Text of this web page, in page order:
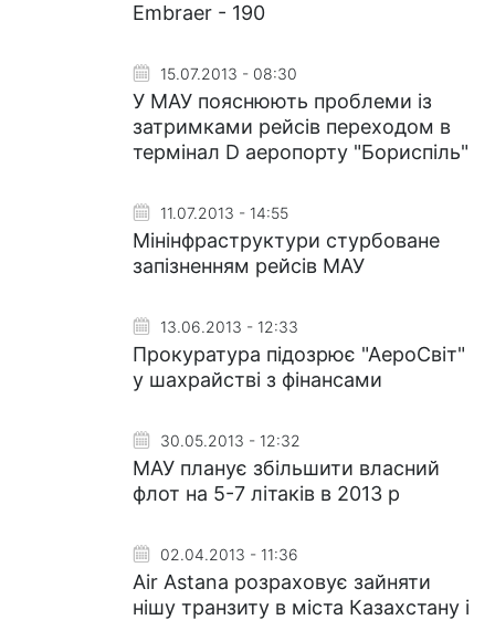
Embraer - 190
15.07.2013 - 08:30
У МАУ пояснюють проблеми із
затримками рейсів переходом в
термінал D аеропорту "Бориспіль"
11.07.2013 - 14:55
Мінінфраструктури стурбоване
запізненням рейсів МАУ
13.06.2013 - 12:33
Прокуратура підозрює "АероСвіт"
у шахрайстві з фінансами
30.05.2013 - 12:32
МАУ планує збільшити власний
флот на 5-7 літаків в 2013 р
02.04.2013 - 11:36
Air Astana розраховує зайняти
нішу транзиту в міста Казахстану і